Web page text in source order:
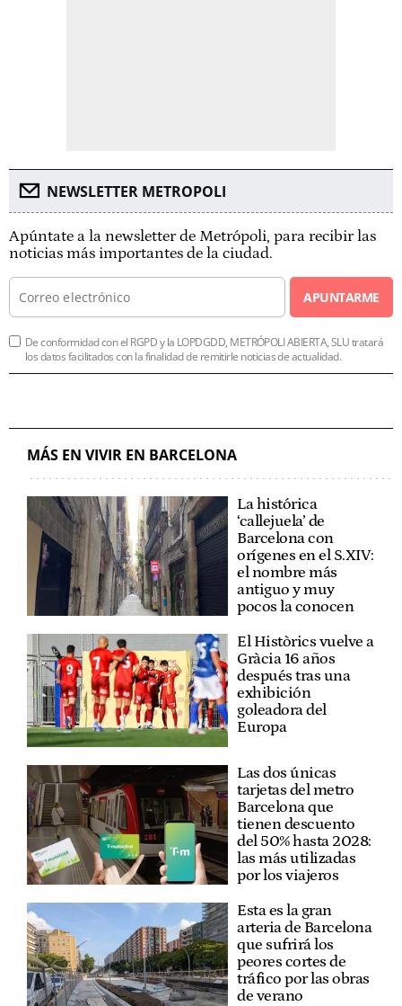
NEWSLETTER METROPOLI
Apúntate a la newsletter de Metrópoli, para recibir las
noticias más importantes de la ciudad.
APUNTARME
De conformidad con el RGPD y la LOPDGDD, METRÓPOLI ABIERTA, SLU tratará
los datos facilitados con la finalidad de remitirle noticias de actualidad.
MÁS EN VIVIR EN BARCELONA
La histórica
‘callejuela’ de
Barcelona con
orígenes en el S.XIV:
el nombre más
antiguo y muy
pocos la conocen
El Històrics vuelve a
Gràcia 16 años
después tras una
exhibición
goleadora del
Europa
Las dos únicas
tarjetas del metro
Barcelona que
tienen descuento
del 50% hasta 2028:
las más utilizadas
por los viajeros
Esta es la gran
arteria de Barcelona
que sufrirá los
peores cortes de
tráfico por las obras
de verano